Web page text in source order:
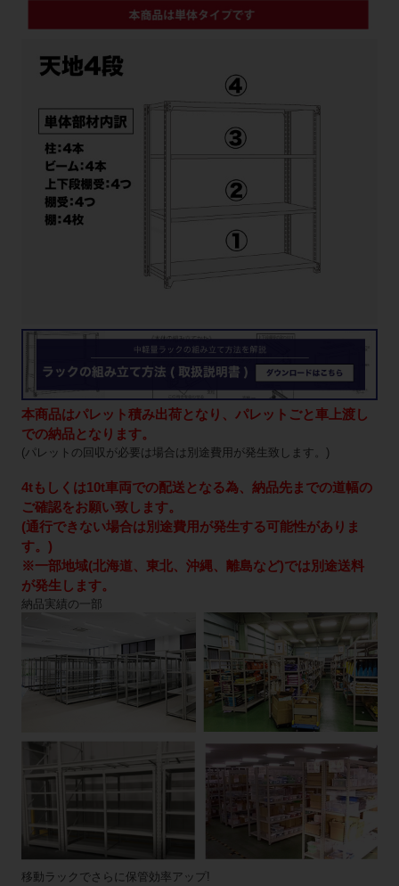
本商品はパレット積み出荷となり、パレットごと車上渡し
での納品となります。
(パレットの回収が必要は場合は別途費用が発生致します。)
4tもしくは10t車両での配送となる為、納品先までの道幅の
ご確認をお願い致します。
(通行できない場合は別途費用が発生する可能性がありま
す。)
※一部地域(北海道、東北、沖縄、離島など)では別途送料
が発生します。
納品実績の一部
移動ラックでさらに保管効率アップ!